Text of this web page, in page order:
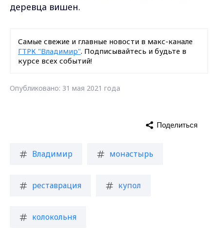
деревца вишен.
Самые свежие и главные новости в макс-канале
ГТРК "Владимир". Подписывайтесь и будьте в
курсе всех событий!
Опубликовано: 31 мая 2021 года
Владимир монастырь
реставрация купол
колокольня
Поделиться